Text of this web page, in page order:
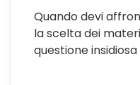
Quando devi
la scelta dei
questione